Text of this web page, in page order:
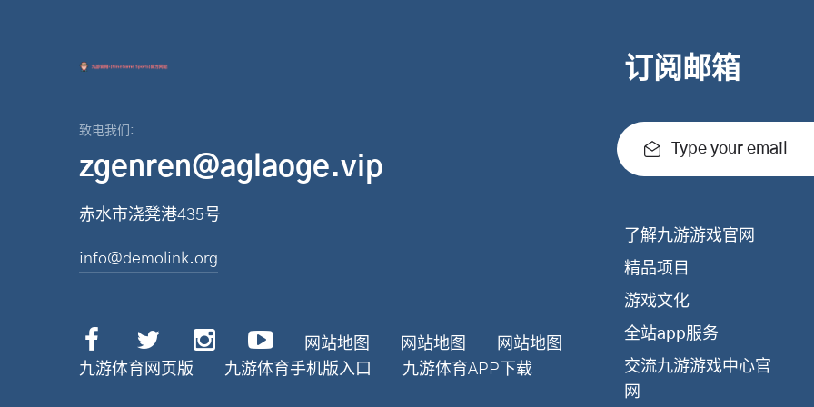
致电我们:
zgenren@aglaoge.vip
赤水市浇凳港435号
info@demolink.org
网站地图 网站地图
网站地图
九游体育网页版
九游体育手机版入口 九游体育APP下载
订阅邮箱
Type your email
了解九游游戏官网
精品项目
游戏文化
全站app服务
交流九游游戏中心官
网